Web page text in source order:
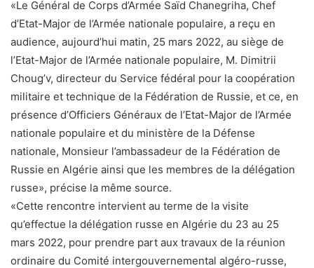
«Le Général de Corps d’Armée Saïd Chanegriha, Chef
d’Etat-Major de l’Armée nationale populaire, a reçu en
audience, aujourd’hui matin, 25 mars 2022, au siège de
l’Etat-Major de l’Armée nationale populaire, M. Dimitrii
Choug’v, directeur du Service fédéral pour la coopération
militaire et technique de la Fédération de Russie, et ce, en
présence d’Officiers Généraux de l’Etat-Major de l’Armée
nationale populaire et du ministère de la Défense
nationale, Monsieur l’ambassadeur de la Fédération de
Russie en Algérie ainsi que les membres de la délégation
russe», précise la même source.
«Cette rencontre intervient au terme de la visite
qu’effectue la délégation russe en Algérie du 23 au 25
mars 2022, pour prendre part aux travaux de la réunion
ordinaire du Comité intergouvernemental algéro-russe,